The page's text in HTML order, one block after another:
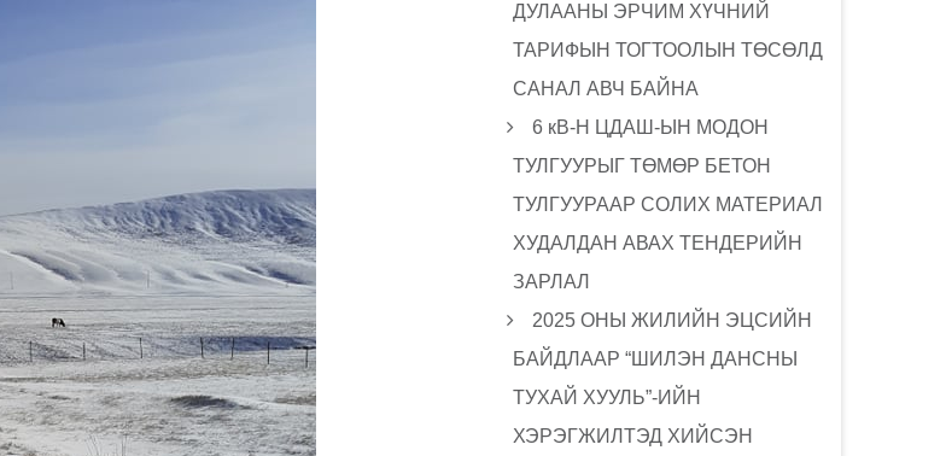
ДУЛААНЫ ЭРЧИМ ХҮЧНИЙ
ТАРИФЫН ТОГТООЛЫН ТӨСӨЛД
САНАЛ АВЧ БАЙНА
6 кВ-Н ЦДАШ-ЫН МОДОН
ТУЛГУУРЫГ ТӨМӨР БЕТОН
ТУЛГУУРААР СОЛИХ МАТЕРИАЛ
ХУДАЛДАН АВАХ ТЕНДЕРИЙН
ЗАРЛАЛ
2025 ОНЫ ЖИЛИЙН ЭЦСИЙН
БАЙДЛААР “ШИЛЭН ДАНСНЫ
ТУХАЙ ХУУЛЬ”-ИЙН
ХЭРЭГЖИЛТЭД ХИЙСЭН